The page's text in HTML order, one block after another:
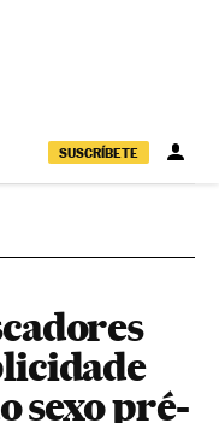
SUSCRÍBETE
sexo pré-